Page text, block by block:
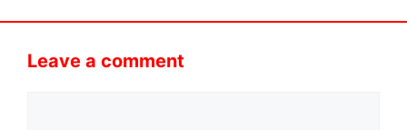
Leave a comment